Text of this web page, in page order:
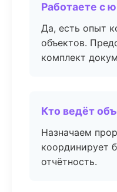
Работаете с
Да, есть опыт
объектов.
комплект
Кто ведёт
Назначаем
координирует
отчётность.